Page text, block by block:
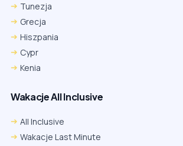
Tunezja
Grecja
Hiszpania
Cypr
Kenia
Wakacje All Inclusive
All Inclusive
Wakacje Last Minute